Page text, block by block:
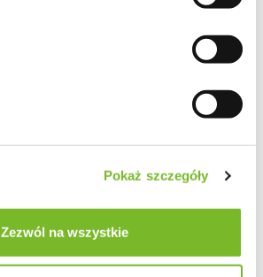
Pokaż szczegóły
Zezwól na wszystkie